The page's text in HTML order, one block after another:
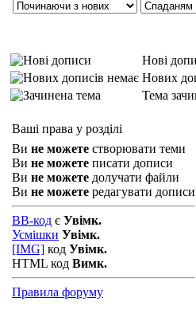
Нові
Нових
Тема
Ваші права у розділі
Ви не можете створювати теми
Ви не можете писати дописи
Ви не можете долучати файли
Ви не можете редагувати дописи
BB-код є Увімк.
Усмішки Увімк.
[IMG] код Увімк.
HTML код Вимк.
Правила форуму